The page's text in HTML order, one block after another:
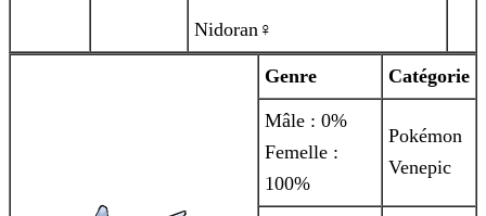
Nidoran♀
Genre Catégorie
Mâle : 0%
Femelle :
100%
Pokémon
Venepic